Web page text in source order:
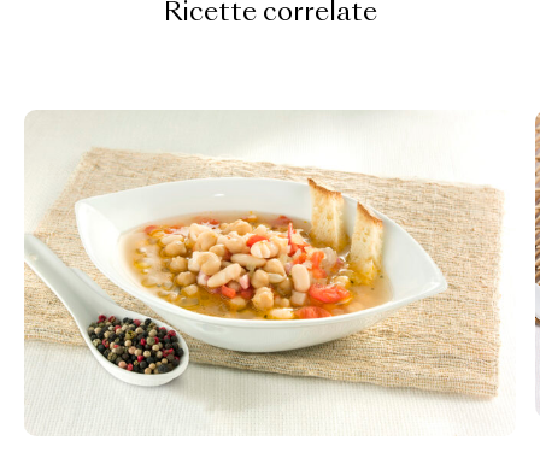
Ricette correlate